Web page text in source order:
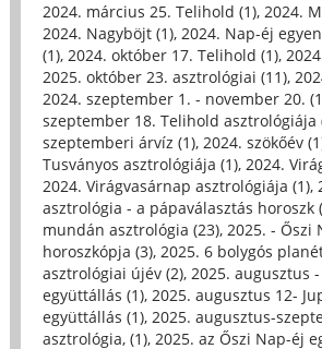
2024. március 25. Telihold (1), 2024.
2024. Nagyböjt (1), 2024. Nap-éj
(1), 2024. október 17. Telihold (1),
2025. október 23. asztrológiai (11),
2024. szeptember 1. - november 20.
szeptember 18. Telihold asztrológiája
szeptemberi árvíz (1), 2024. szökőév
Tusványos asztrológiája (1), 2024.
2024. Virágvasárnap asztrológiája (1),
asztrológia - a pápaválasztás horoszk
mundán asztrológia (23), 2025. - Őszi
horoszkópja (3), 2025. 6 bolygós
asztrológiai újév (2), 2025. augusztus
együttállás (1), 2025. augusztus 12-
együttállás (1), 2025. augusztus-
asztrológia, (1), 2025. az Őszi Nap-éj